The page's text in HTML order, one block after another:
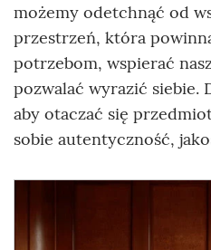
możemy odetchnąć od
przestrzeń, która
potrzebom, wspierać
pozwalać wyrazić siebie.
aby otaczać się
sobie autentyczność,